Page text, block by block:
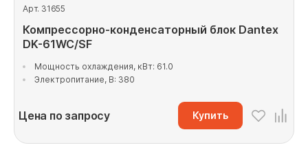
Арт. 31655
Компрессорно-конденсаторный блок Dantex
DK-61WC/SF
Мощность охлаждения, кВт: 61.0
Электропитание, В: 380
Цена по запросу Купить